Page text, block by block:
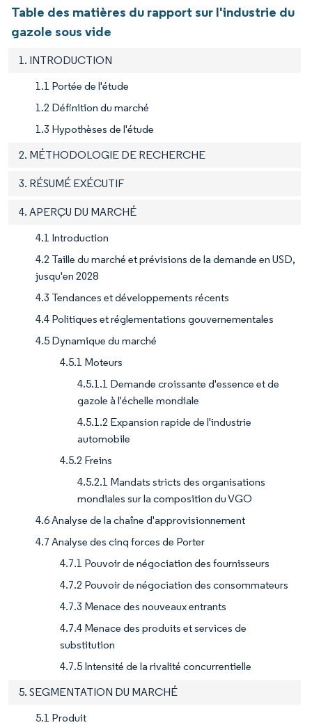
Table des matières du rapport sur l'industrie du
gazole sous vide
1. INTRODUCTION
1.1 Portée de l'étude
1.2 Définition du marché
1.3 Hypothèses de l'étude
2. MÉTHODOLOGIE DE RECHERCHE
3. RÉSUMÉ EXÉCUTIF
4. APERÇU DU MARCHÉ
4.1 Introduction
4.2 Taille du marché et prévisions de la demande en USD,
jusqu'en 2028
4.3 Tendances et développements récents
4.4 Politiques et réglementations gouvernementales
4.5 Dynamique du marché
4.5.1 Moteurs
4.5.1.1 Demande croissante d'essence et de
gazole à l'échelle mondiale
4.5.1.2 Expansion rapide de l'industrie
automobile
4.5.2 Freins
4.5.2.1 Mandats stricts des organisations
mondiales sur la composition du VGO
4.6 Analyse de la chaîne d'approvisionnement
4.7 Analyse des cinq forces de Porter
4.7.1 Pouvoir de négociation des fournisseurs
4.7.2 Pouvoir de négociation des consommateurs
4.7.3 Menace des nouveaux entrants
4.7.4 Menace des produits et services de
substitution
4.7.5 Intensité de la rivalité concurrentielle
5. SEGMENTATION DU MARCHÉ
5.1 Produit